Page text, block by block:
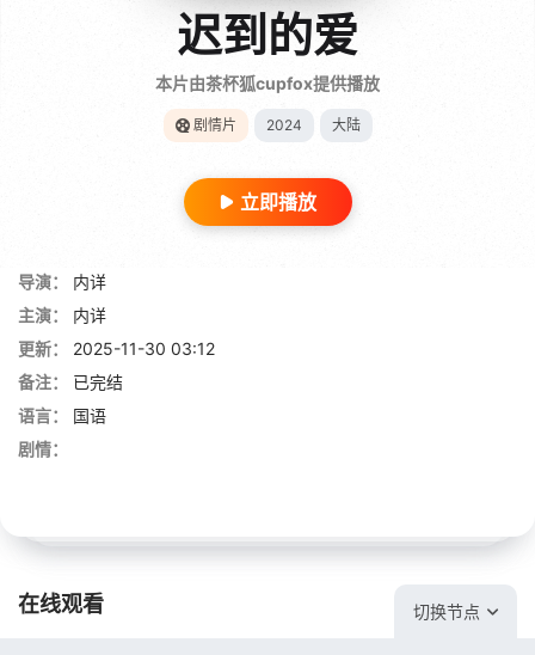
迟到的爱
本片由茶杯狐cupfox提供播放
剧情片 2024 大陆
立即播放
导演：
内详
主演：
内详
更新：
2025-11-30 03:12
备注：
已完结
语言：
国语
剧情：
在线观看 切换节点